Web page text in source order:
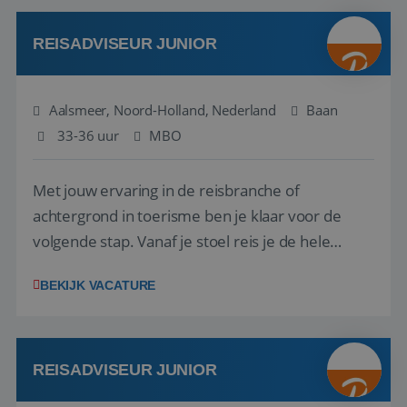
werken: of het nu gaat om vragen ...
REISADVISEUR JUNIOR
Aalsmeer, Noord-Holland, Nederland
Baan
33-36 uur
MBO
Met jouw ervaring in de reisbranche of
achtergrond in toerisme ben je klaar voor de
volgende stap. Vanaf je stoel reis je de hele
wensen van je team, je klant en wat er in de
klanten te overtuigen om die droomreis te
boeken! ...
BEKIJK VACATURE
REISADVISEUR JUNIOR